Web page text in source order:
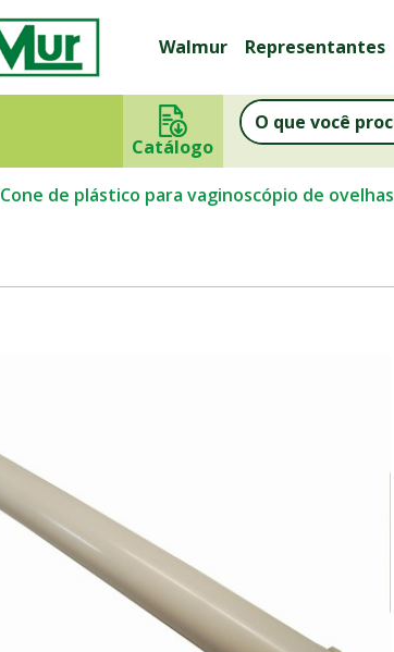
Walmur Representantes
Catálogo
Cone de plástico para vaginoscópio de ovelhas